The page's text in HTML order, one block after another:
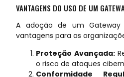
VANTAGENS DO USO DE UM
A adoção de um Gateway
vantagens para as
Proteção Avançada:
o risco de ataques
Conformidade